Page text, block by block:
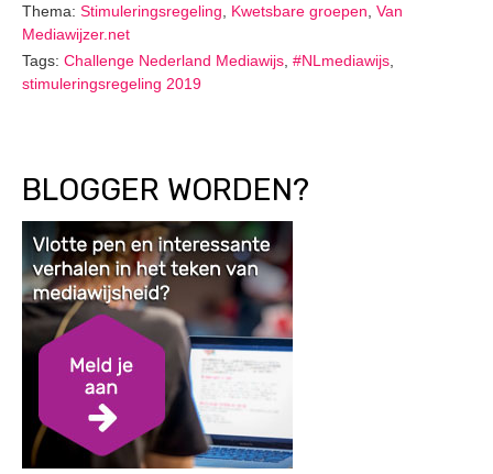
Thema: Stimuleringsregeling Kwetsbare groepen Van
Mediawijzer.net
Tags: Challenge Nederland Mediawijs #NLmediawijs
stimuleringsregeling 2019
BLOGGER WORDEN?